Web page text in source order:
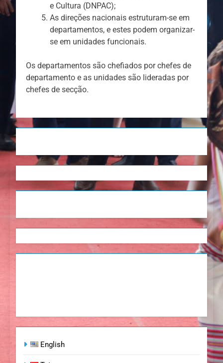
e Cultura (DNPAC);
As direções nacionais estruturam-se em
departamentos, e estes podem organizar-
se em unidades funcionais.
Os departamentos são chefiados por chefes de
departamento e as unidades são lideradas por
chefes de secção.
English